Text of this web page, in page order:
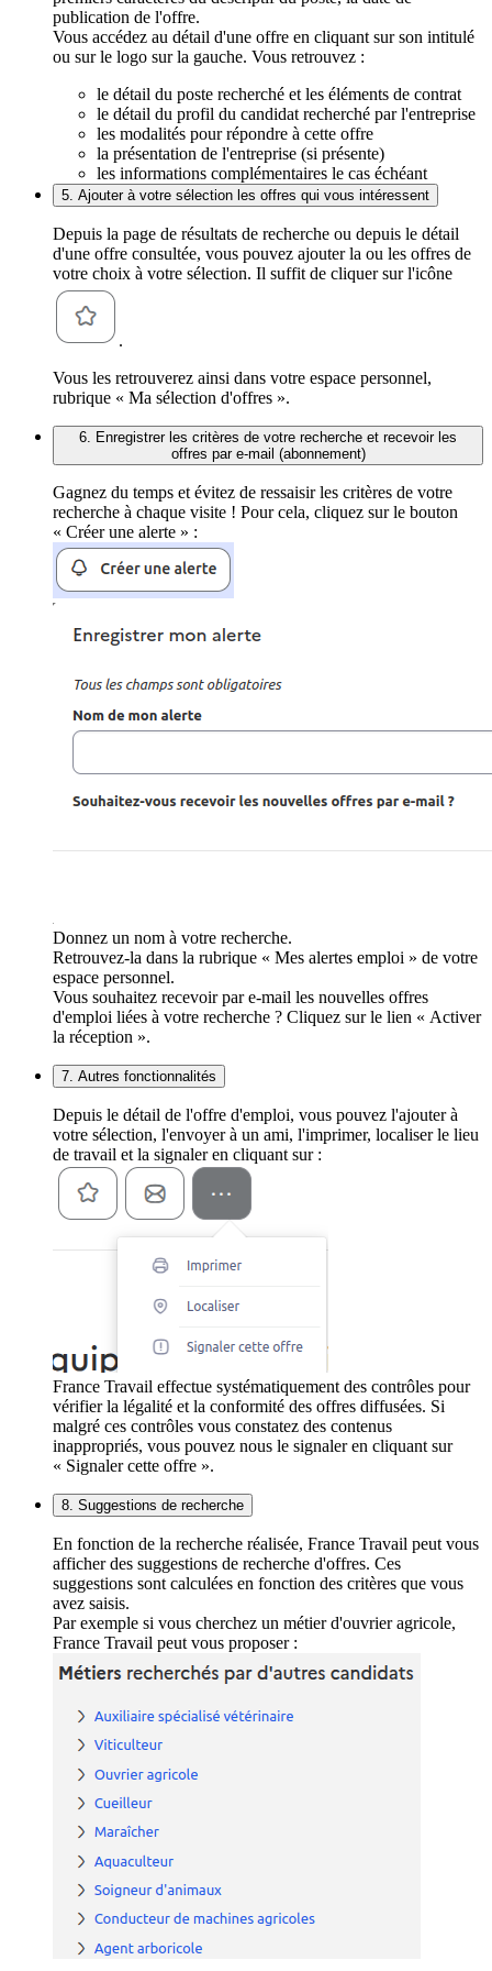
publication de l'offre.
Vous accédez au détail d'une offre en cliquant sur son intitulé
ou sur le logo sur la gauche. Vous retrouvez :
le détail du poste recherché et les éléments de contrat
le détail du profil du candidat recherché par l'entreprise
les modalités pour répondre à cette offre
la présentation de l'entreprise (si présente)
les informations complémentaires le cas échéant
5. Ajouter à votre sélection les offres qui vous intéressent
Depuis la page de résultats de recherche ou depuis le détail
d'une offre consultée, vous pouvez ajouter la ou les offres de
votre choix à votre sélection. Il suffit de cliquer sur l'icône
.
Vous les retrouverez ainsi dans votre espace personnel,
rubrique « Ma sélection d'offres ».
6. Enregistrer les critères de votre recherche et recevoir les
offres par e-mail (abonnement)
Gagnez du temps et évitez de ressaisir les critères de votre
recherche à chaque visite ! Pour cela, cliquez sur le bouton
« Créer une alerte » :
Donnez un nom à votre recherche.
Retrouvez-la dans la rubrique « Mes alertes emploi » de votre
espace personnel.
Vous souhaitez recevoir par e-mail les nouvelles offres
d'emploi liées à votre recherche ? Cliquez sur le lien « Activer
la réception ».
7. Autres fonctionnalités
Depuis le détail de l'offre d'emploi, vous pouvez l'ajouter à
votre sélection, l'envoyer à un ami, l'imprimer, localiser le lieu
de travail et la signaler en cliquant sur :
France Travail effectue systématiquement des contrôles pour
vérifier la légalité et la conformité des offres diffusées. Si
malgré ces contrôles vous constatez des contenus
inappropriés, vous pouvez nous le signaler en cliquant sur
« Signaler cette offre ».
8. Suggestions de recherche
En fonction de la recherche réalisée, France Travail peut vous
afficher des suggestions de recherche d'offres. Ces
suggestions sont calculées en fonction des critères que vous
avez saisis.
Par exemple si vous cherchez un métier d'ouvrier agricole,
France Travail peut vous proposer :